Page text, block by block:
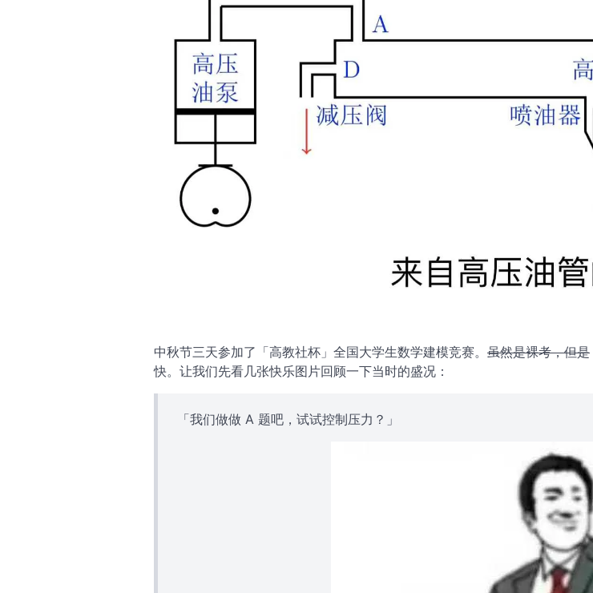
中秋节三天参加了「高教社杯」全国大学生数学建模竞赛。 虽然是裸考，但是
快。让我们先看几张快乐图片回顾一下当时的盛况：
「我们做做 A 题吧，试试控制压力？」